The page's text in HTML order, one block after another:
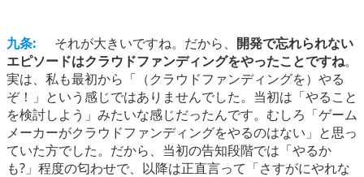
九条: それが大きいですね。だから、 開発で忘れられない
エピソードはクラウドファンディングをやったことですね。
実は、私も最初から「（クラウドファンディングを）やる
ぞ！」という感じではありませんでした。当初は「やること
を検討しよう」みたいな感じだったんです。むしろ「ゲーム
メーカーがクラウドファンディングをやるのはない」と思っ
ていた方でした。だから、当初の告知段階では「やるか
も?」程度の匂わせで、以降は正直言って「さすがにやれな